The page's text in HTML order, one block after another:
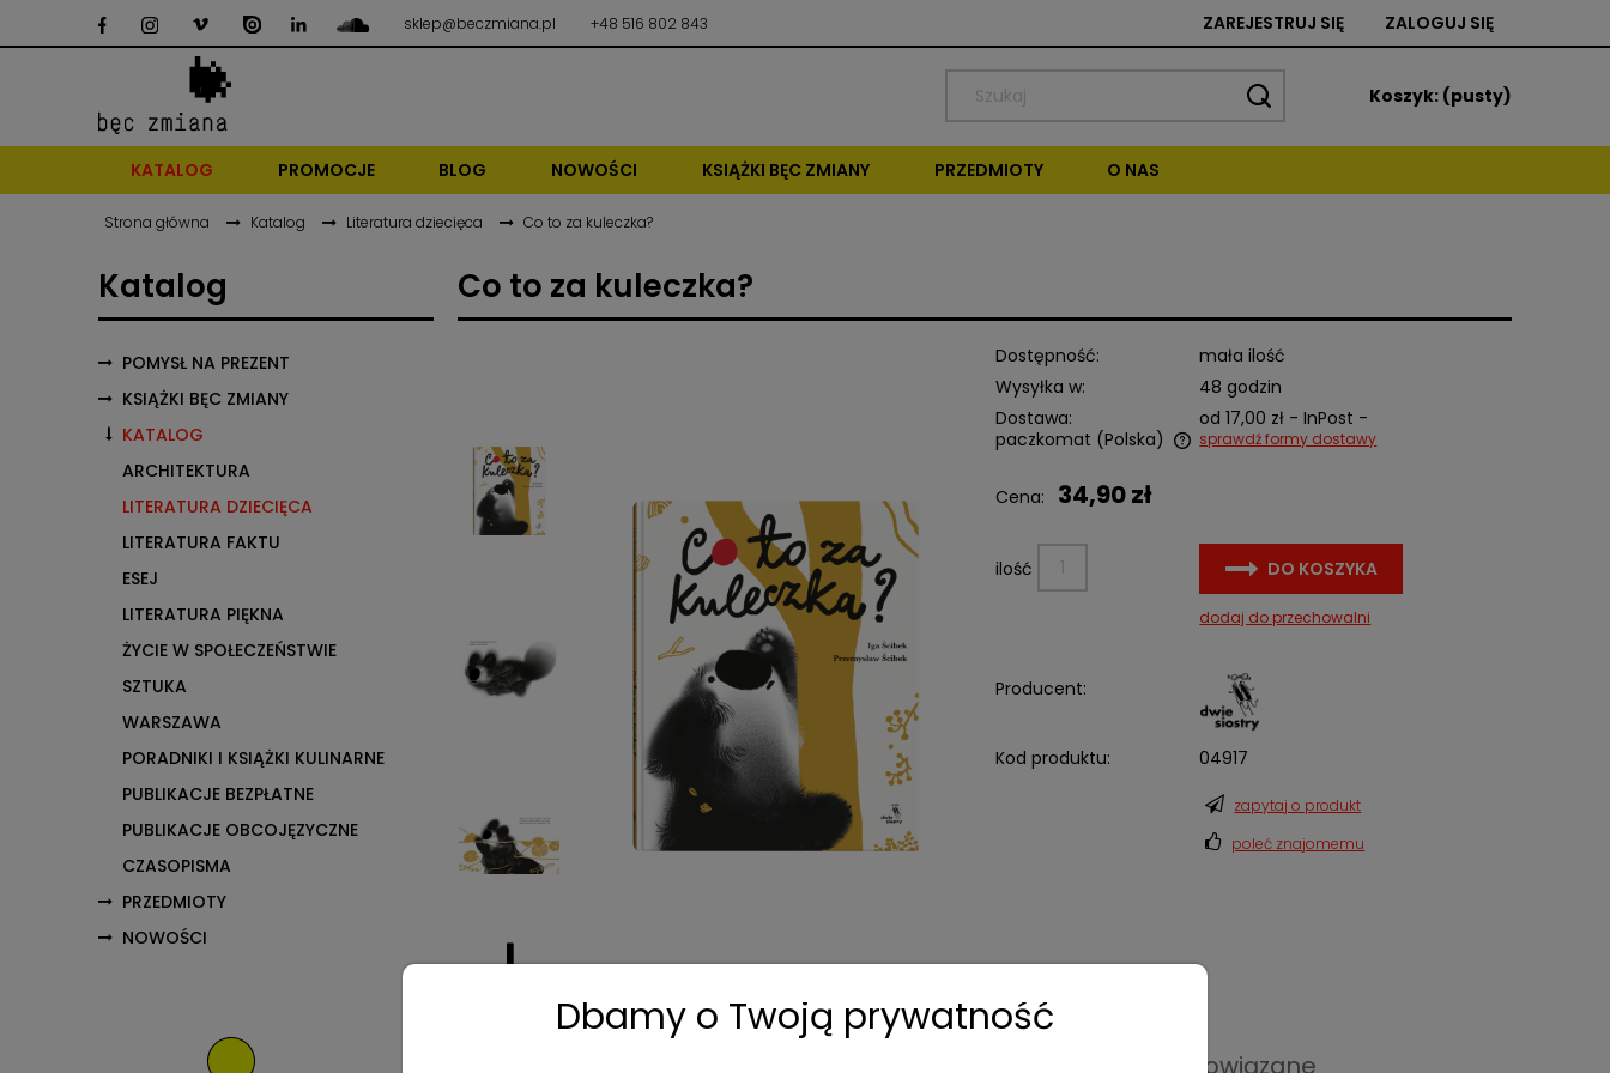
sklep@beczmiana.pl +48 516 802 843 ZAREJESTRUJ SIĘ ZALOGUJ SIĘ
Koszyk: (pusty)
KATALOG PROMOCJE BLOG NOWOŚCI KSIĄŻKI BĘC ZMIANY PRZEDMIOTY O NAS
Strona główna Katalog Literatura dziecięca Co to za kuleczka?
Katalog
POMYSŁ NA PREZENT
KSIĄŻKI BĘC ZMIANY
KATALOG
ARCHITEKTURA
LITERATURA DZIECIĘCA
LITERATURA FAKTU
ESEJ
LITERATURA PIĘKNA
ŻYCIE W SPOŁECZEŃSTWIE
SZTUKA
WARSZAWA
PORADNIKI I KSIĄŻKI KULINARNE
PUBLIKACJE BEZPŁATNE
PUBLIKACJE OBCOJĘZYCZNE
CZASOPISMA
PRZEDMIOTY
NOWOŚCI
Co to za kuleczka?
Dostępność:
mała ilość
Wysyłka w:
48 godzin
Dostawa:
od 17,00 zł - InPost -
paczkomat (Polska)
Cena nie zawiera ewentualnych
kosztów płatności
sprawdź formy dostawy
Cena: 34,90 zł
ilość DO KOSZYKA
dodaj do przechowalni
Producent:
Kod produktu: 04917
zapytaj o produkt
poleć znajomemu
Opis Dane techniczne Koszty dostawy Produkty powiązane
Dbamy o Twoją prywatność